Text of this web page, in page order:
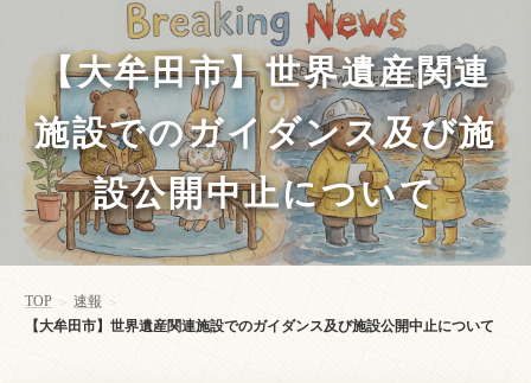
【大牟田市】世界遺産関連
施設でのガイダンス及び施
設公開中止について
TOP > 速報 >
【大牟田市】世界遺産関連施設でのガイダンス及び施設公開中止について